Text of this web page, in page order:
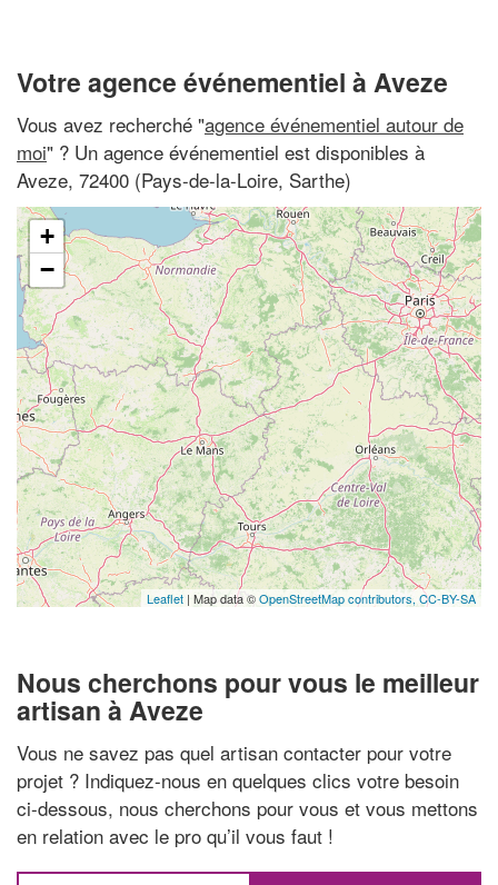
Votre agence événementiel à Aveze
Vous avez recherché "agence événementiel autour de
moi" ? Un agence événementiel est disponibles à
Aveze, 72400 (Pays-de-la-Loire, Sarthe)
+
−
Leaflet | Map data ©OpenStreetMap contributors, CC-BY-SA
Nous cherchons pour vous le meilleur
artisan à Aveze
Vous ne savez pas quel artisan contacter pour votre
projet ? Indiquez-nous en quelques clics votre besoin
ci-dessous, nous cherchons pour vous et vous mettons
en relation avec le pro qu’il vous faut !